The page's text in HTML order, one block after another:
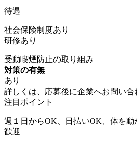
待遇
社会保険制度あり
研修あり
受動喫煙防止の取り組み
対策の有無
あり
詳しくは、応募後に企業へお問い合
注目ポイント
週１日からOK、日払いOK、体を
歓迎